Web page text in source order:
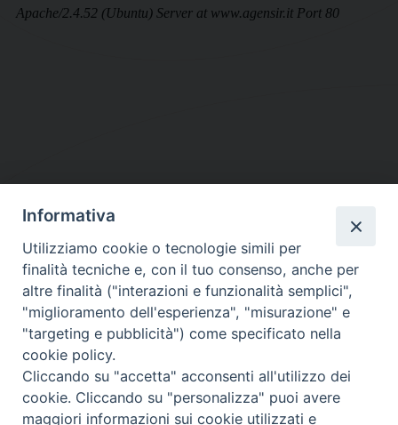
DIOCESI SUBURBICARIA DI ALBANO
Contatti:Tel.: 06.93268401 - Fax.: 06.9323844
E-mail:curia@diocesidialbano.it
Orari: dal Lunedì al Venerdì Ore: 9:00 - 13:00
Lunedì, Mercoledì e Venerdì, Ore 9:30 - 12:30
Informativa
Utilizziamo cookie o tecnologie simili per
finalità tecniche e, con il tuo consenso, anche per
altre finalità ("interazioni e funzionalità semplici",
"miglioramento dell'esperienza", "misurazione" e
"targeting e pubblicità") come specificato nella
cookie policy.
Cliccando su "accetta" acconsenti all'utilizzo dei
cookie. Cliccando su "personalizza" puoi avere
maggiori informazioni sui cookie utilizzati e